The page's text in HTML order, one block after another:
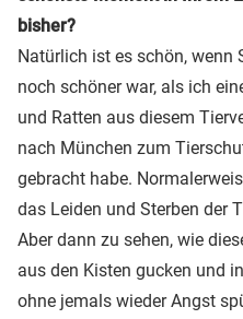
bisher?
Natürlich ist es schön, wenn
noch schöner war, als ich
und Ratten aus diesem
nach München zum
gebracht habe.
das Leiden und Sterben der
Aber dann zu sehen, wie
aus den Kisten gucken und
ohne jemals wieder Angst